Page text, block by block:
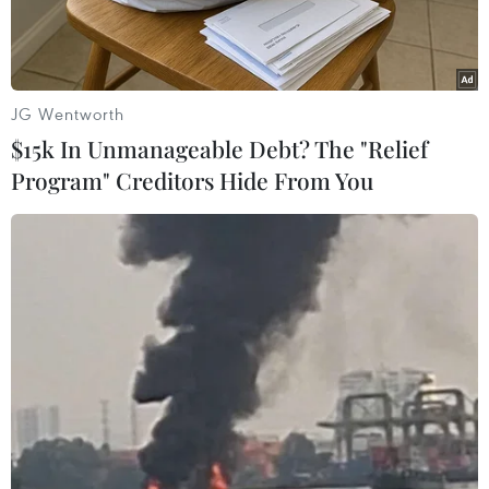
Những tòa nhà bị phá hủy sau cuộc không kích của Israel
xuống thành phố Deir el-Balah, Dải Gaza, ngày 24/4. (Ảnh:
THX/TTXVN)
Ngày 26/4, ông Pehr Lodhammar - quan chức
cấp cao Cơ quan hành động bom mìn của Liên
JG Wentworth
$15k In Unmanageable Debt? The "Relief
Program" Creditors Hide From You